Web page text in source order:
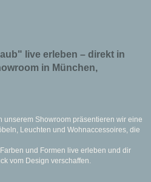
live erleben – direkt in
in München,
unserem Showroom präsentieren wir eine
Leuchten und Wohnaccessoires, die
und Formen live erleben und dir
vom Design verschaffen.